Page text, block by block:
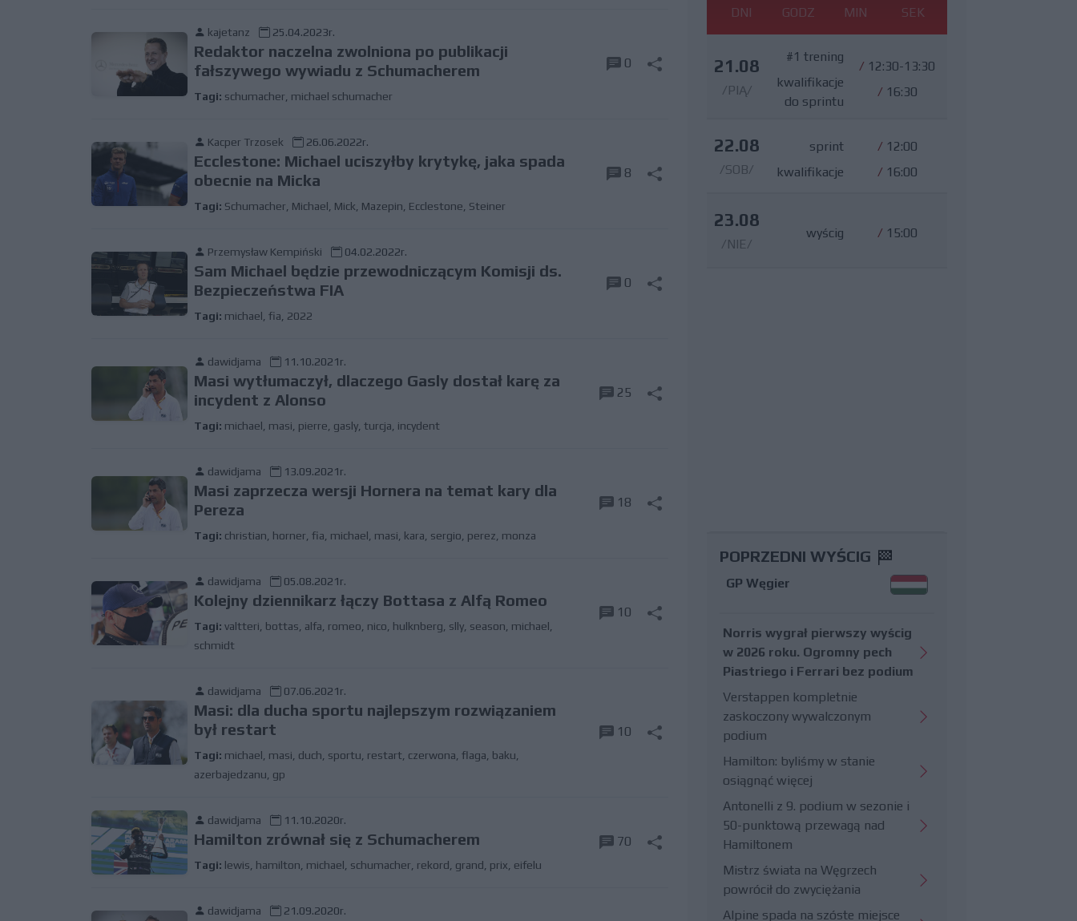
kajetanz 25.04.2023r.
Redaktor naczelna zwolniona po publikacji
fałszywego wywiadu z Schumacherem
Tagi: schumacher michael schumacher
0
Kacper Trzosek 26.06.2022r.
Ecclestone: Michael uciszyłby krytykę, jaka spada
obecnie na Micka
Tagi: Schumacher Michael Mick Mazepin Ecclestone Steiner
8
Przemysław Kempiński 04.02.2022r.
Sam Michael będzie przewodniczącym Komisji ds.
Bezpieczeństwa FIA
Tagi: michael fia 2022
0
dawidjama 11.10.2021r.
Masi wytłumaczył, dlaczego Gasly dostał karę za
incydent z Alonso
Tagi: michael masi pierre gasly turcja incydent
25
dawidjama 13.09.2021r.
Masi zaprzecza wersji Hornera na temat kary dla
Pereza
Tagi: christian horner fia michael masi kara sergio perez monza
18
dawidjama 05.08.2021r.
Kolejny dziennikarz łączy Bottasa z Alfą Romeo
Tagi: valtteri bottas alfa romeo nico hulknberg slly season michael
schmidt
10
dawidjama 07.06.2021r.
Masi: dla ducha sportu najlepszym rozwiązaniem
był restart
Tagi: michael masi duch sportu restart czerwona flaga baku
azerbajedzanu gp
10
dawidjama 11.10.2020r.
Hamilton zrównał się z Schumacherem
Tagi: lewis hamilton michael schumacher rekord grand prix eifelu
70
dawidjama 21.09.2020r.
DNI GODZ MIN SEK
21.08
/PIĄ/
#1 trening
kwalifikacje
do sprintu
/ 12:30-13:30
/ 16:30
22.08
/SOB/
sprint
kwalifikacje
/ 12:00
/ 16:00
23.08
/NIE/
wyścig / 15:00
POPRZEDNI WYŚCIG
GP Węgier
Norris wygrał pierwszy wyścig
w 2026 roku. Ogromny pech
Piastriego i Ferrari bez podium
Verstappen kompletnie
zaskoczony wywalczonym
podium
Hamilton: byliśmy w stanie
osiągnąć więcej
Antonelli z 9. podium w sezonie i
50-punktową przewagą nad
Hamiltonem
Mistrz świata na Węgrzech
powrócił do zwyciężania
Alpine spada na szóste miejsce